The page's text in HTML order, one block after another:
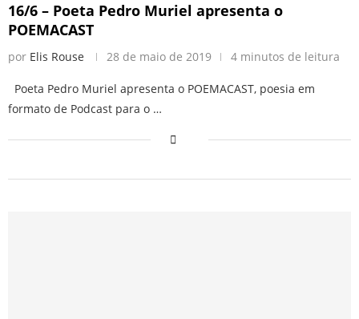
16/6 – Poeta Pedro Muriel apresenta o
POEMACAST
por Elis Rouse 28 de maio de 2019 4 minutos de leitura
Poeta Pedro Muriel apresenta o POEMACAST, poesia em
formato de Podcast para o …